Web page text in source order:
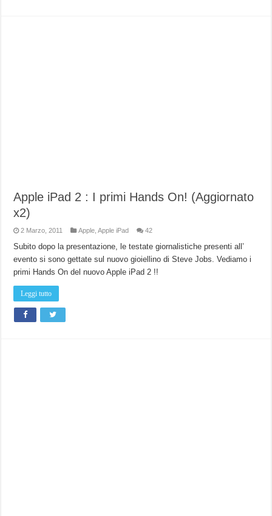
Apple iPad 2 : I primi Hands On! (Aggiornato
x2)
2 Marzo, 2011 Apple ,Apple iPad 42
Subito dopo la presentazione, le testate giornalistiche presenti all’
evento si sono gettate sul nuovo gioiellino di Steve Jobs. Vediamo i
primi Hands On del nuovo Apple iPad 2 !!
Leggi tutto